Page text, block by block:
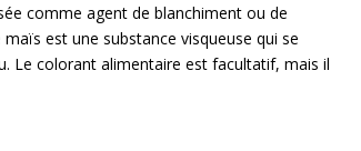
comme agent de blanchiment ou de
est une substance visqueuse qui se
Le colorant alimentaire est facultatif, mais il